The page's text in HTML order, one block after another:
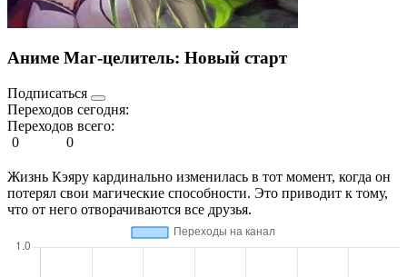
Аниме Маг-целитель: Новый старт
Подписаться
Переходов сегодня:
Переходов всего:
0
0
Жизнь Кэяру кардинально изменилась в тот момент, когда он
потерял свои магические способности. Это приводит к тому,
что от него отворачиваются все друзья.